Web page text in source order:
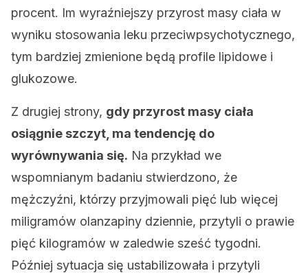
procent. Im wyraźniejszy przyrost masy ciała w
wyniku stosowania leku przeciwpsychotycznego,
tym bardziej zmienione będą profile lipidowe i
glukozowe.
Z drugiej strony, gdy przyrost masy ciała
osiągnie szczyt, ma tendencję do
wyrównywania się. Na przykład we
wspomnianym badaniu stwierdzono, że
mężczyźni, którzy przyjmowali pięć lub więcej
miligramów olanzapiny dziennie, przytyli o prawie
pięć kilogramów w zaledwie sześć tygodni.
Później sytuacja się ustabilizowała i przytyli